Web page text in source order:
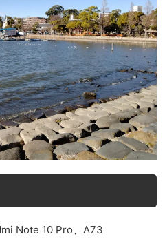
Note 10 Pro、A73